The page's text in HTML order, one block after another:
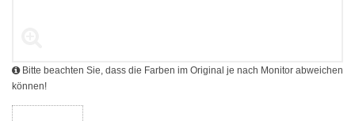
Bitte beachten Sie, dass die Farben im Original je nach Monitor abweichen
können!